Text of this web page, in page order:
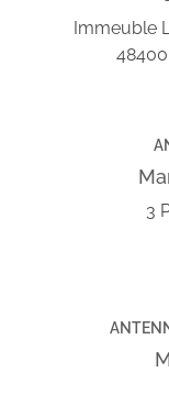
Immeuble
48400
3